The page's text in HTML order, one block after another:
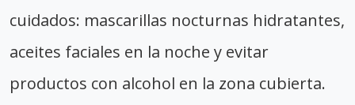
cuidados: mascarillas nocturnas hidratantes,
aceites faciales en la noche y evitar
productos con alcohol en la zona cubierta.